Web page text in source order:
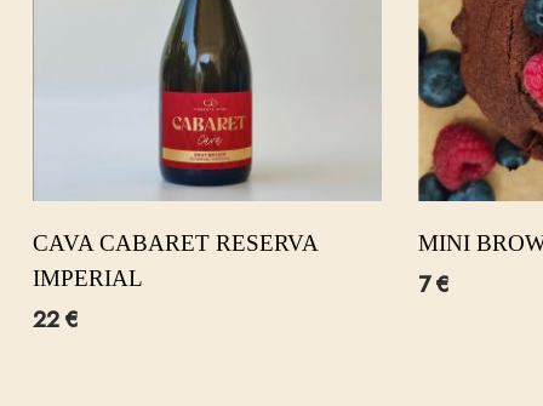
CAVA CABARET RESERVA
IMPERIAL
22€
MINI
7€